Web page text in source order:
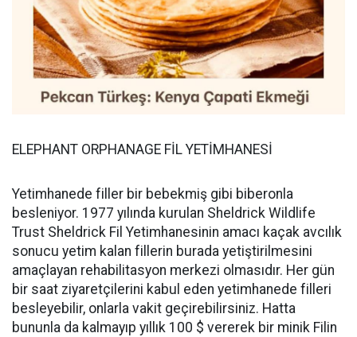
ELEPHANT ORPHANAGE FİL YETİMHANESİ
Yetimhanede filler bir bebekmiş gibi biberonla
besleniyor. 1977 yılında kurulan Sheldrick Wildlife
Trust Sheldrick Fil Yetimhanesinin amacı kaçak avcılık
sonucu yetim kalan fillerin burada yetiştirilmesini
amaçlayan rehabilitasyon merkezi olmasıdır. Her gün
bir saat ziyaretçilerini kabul eden yetimhanede filleri
besleyebilir, onlarla vakit geçirebilirsiniz. Hatta
bununla da kalmayıp yıllık 100 $ vererek bir minik Filin